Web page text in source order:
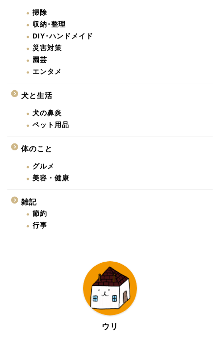
掃除
収納･整理
DIY･ハンドメイド
災害対策
園芸
エンタメ
犬と生活
犬の鼻炎
ペット用品
体のこと
グルメ
美容・健康
雑記
節約
行事
ウリ